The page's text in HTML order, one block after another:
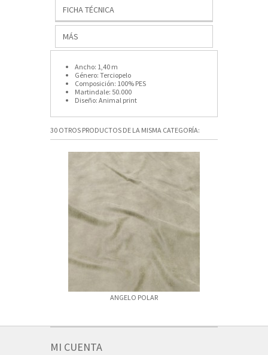
FICHA TÉCNICA
MÁS
Ancho: 1,40 m
Género: Terciopelo
Composición: 100% PES
Martindale: 50.000
Diseño: Animal print
30 OTROS PRODUCTOS DE LA MISMA CATEGORÍA:
ANGELO POLAR
MI CUENTA